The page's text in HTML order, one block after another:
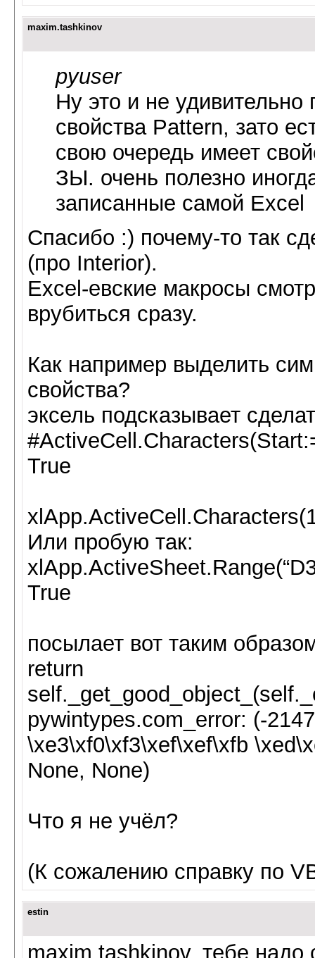
maxim.tashkinov
pyuser
Ну это и не удивительно
свойства Pattern, зато
свою очередь имеет
ЗЫ. очень полезно
записанные самой Excel
Спасибо :) почему-то так
(про Interior).
Excel-евские макросы
врубиться сразу.
Как например выделить
свойства?
эксель подсказывает
True
Или пробую так:
True
посылает вот таким
return
pywintypes.com_error: (-
\xe3\xf0\xf3\xef\xef\xfb
None, None)
Что я не учёл?
(К сожалению справку по
estin
maxim.tashkinov, тебе надо